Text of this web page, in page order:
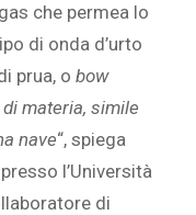
che permea lo
di onda d’urto
prua, o bow
materia, simile
nave“, spiega
l’Università
di